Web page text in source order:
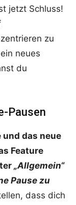
jetzt Schluss!
zu
neues
du
Pausen
das neue
Feature
„Allgemein“
Pause zu
dass dich